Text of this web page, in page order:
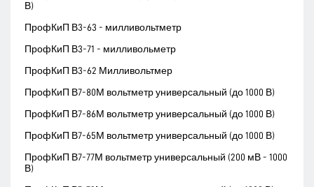
В)
ПрофКиП В3-63 - милливольтметр
ПрофКиП В3-71 - милливольметр
ПрофКиП В3-62 Милливольтмер
ПрофКиП В7-80М вольтметр универсальный (до 1000 В)
ПрофКиП В7-86М вольтметр универсальный (до 1000 В)
ПрофКиП В7-65М вольтметр универсальный (до 1000 В)
ПрофКиП В7-77М вольтметр универсальный (200 мВ - 1000
В)